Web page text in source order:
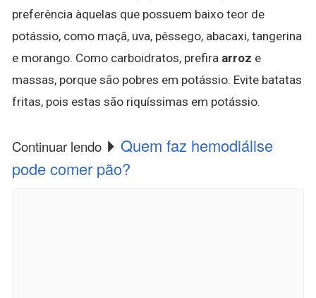
preferência àquelas que possuem baixo teor de
potássio, como maçã, uva, pêssego, abacaxi, tangerina
e morango. Como carboidratos, prefira arroz e
massas, porque são pobres em potássio. Evite batatas
fritas, pois estas são riquíssimas em potássio.
Continuar lendo
Quem faz hemodiálise
pode comer pão?